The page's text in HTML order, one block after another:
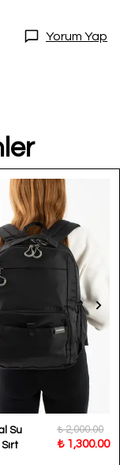
Yorum Yap
Su
₺ 2,000.00
₺ 1,300.00